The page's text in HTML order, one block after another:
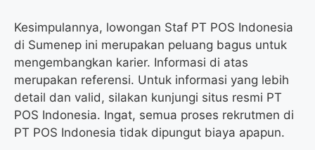
Kesimpulannya, lowongan Staf PT POS Indonesia
di Sumenep ini merupakan peluang bagus untuk
mengembangkan karier. Informasi di atas
merupakan referensi. Untuk informasi yang lebih
detail dan valid, silakan kunjungi situs resmi PT
POS Indonesia. Ingat, semua proses rekrutmen di
PT POS Indonesia tidak dipungut biaya apapun.